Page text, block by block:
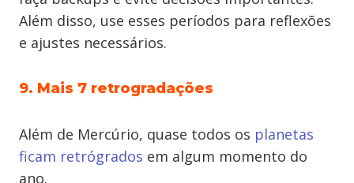
Além disso, use esses períodos para reflexões
e ajustes necessários.
9. Mais 7 retrogradações
Além de Mercúrio, quase todos os planetas
ficam retrógrados em algum momento do
ano.